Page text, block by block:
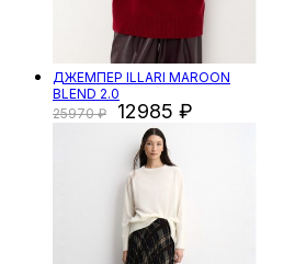
ДЖЕМПЕР ILLARI MAROON
BLEND 2.0
25970
12985